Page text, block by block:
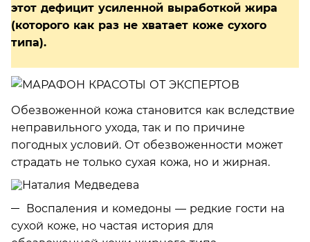
этот дефицит усиленной выработкой жира
(которого как раз не хватает коже сухого
типа).
Обезвоженной кожа становится как вследствие
неправильного ухода, так и по причине
погодных условий. От обезвоженности может
страдать не только сухая кожа, но и жирная.
Воспаления и комедоны — редкие гости на
сухой коже, но частая история для